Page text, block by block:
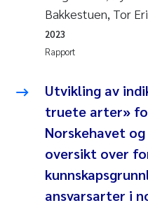
Pawel Krzeminski
Frode Sundnes
Andrew Luke King
Ian Allan
Bakkestuen, Tor
Rapport
2023
Utvikling av
truete arter»
Norskehavet
oversikt over
ansvarsarter i